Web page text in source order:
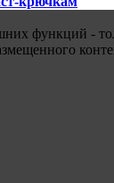
функций -